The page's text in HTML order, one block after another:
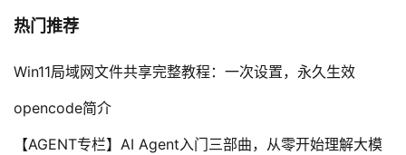
热门推荐
Win11局域网文件共享完整教程：一次设置，永久生效
opencode简介
【AGENT专栏】AI Agent入门三部曲，从零开始理解大模